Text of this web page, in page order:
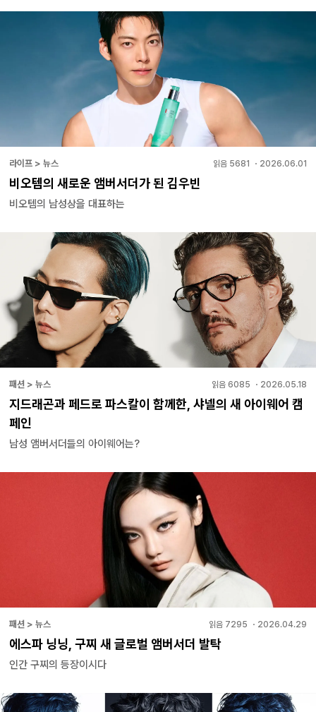
라이프 > 뉴스 읽음 5681 ・ 2026.06.01
비오템의 새로운 앰버서더가 된 김우빈
비오템의 남성상을 대표하는
패션 > 뉴스 읽음 6085 ・ 2026.05.18
지드래곤과 페드로 파스칼이 함께한, 샤넬의 새 아이웨어 캠
페인
남성 앰버서더들의 아이웨어는?
패션 > 뉴스 읽음 7295 ・ 2026.04.29
에스파 닝닝, 구찌 새 글로벌 앰버서더 발탁
인간 구찌의 등장이시다